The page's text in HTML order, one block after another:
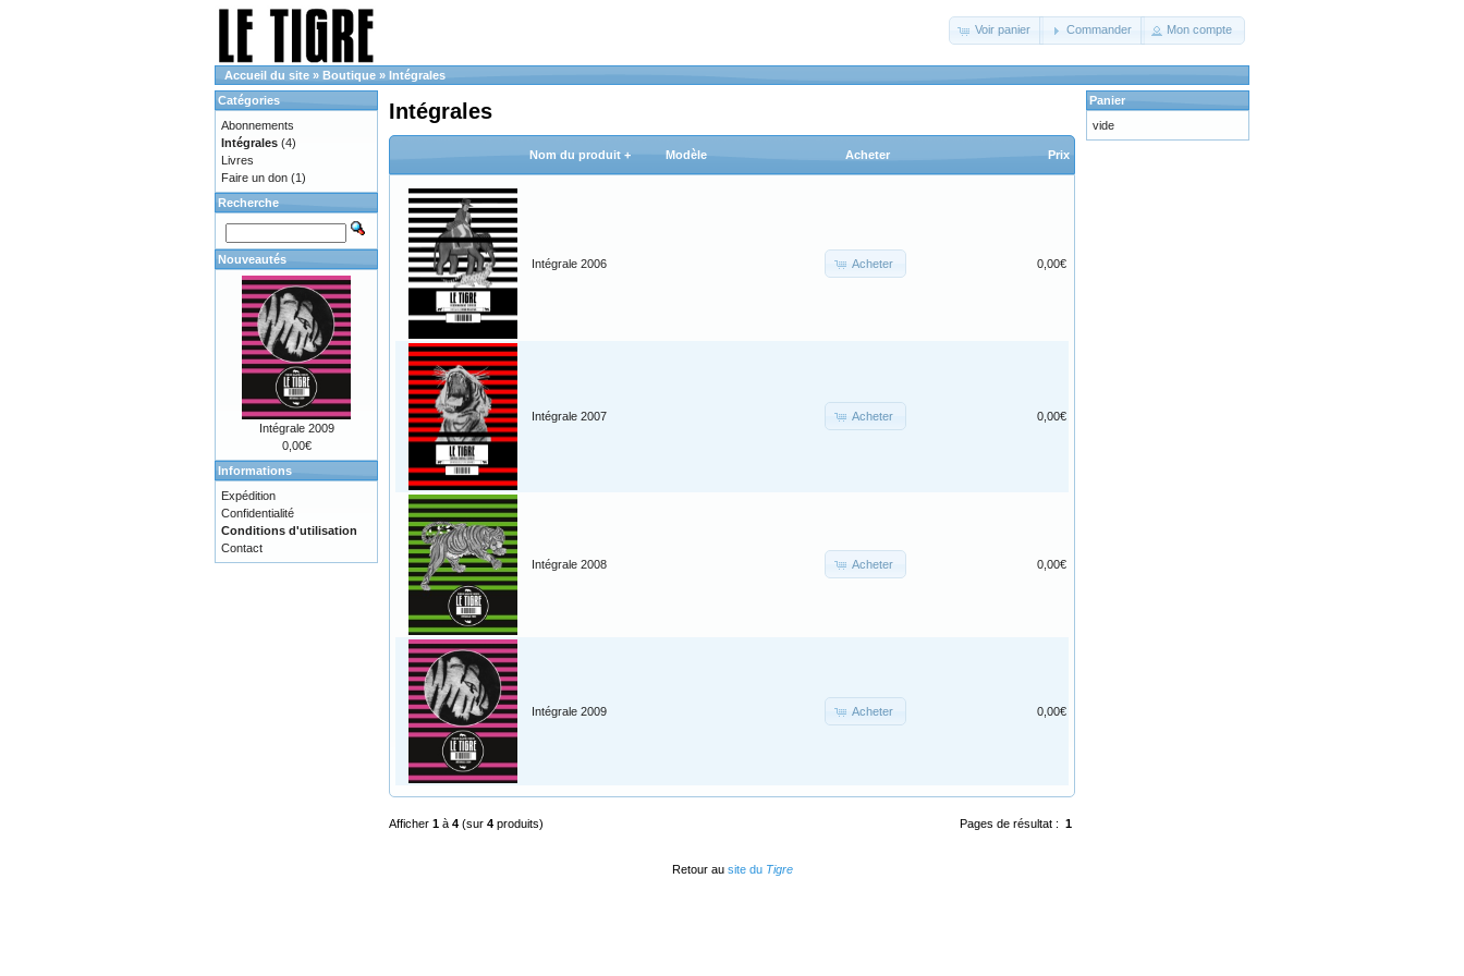
Voir panier Commander Mon compte
Accueil du site » Boutique » Intégrales
Intégrales
Nom du produit + Modèle Acheter Prix
Intégrale 2006 Acheter 0,00€
Intégrale 2007 Acheter 0,00€
Intégrale 2008 Acheter 0,00€
Intégrale 2009 Acheter 0,00€
Pages de résultat : 1
Afficher 1 à 4 (sur 4 produits)
Catégories
Abonnements
Intégrales (4)
Livres
Faire un don (1)
Recherche
Nouveautés
Intégrale 2009
0,00€
Informations
Expédition
Confidentialité
Conditions d'utilisation
Contact
Panier
vide
Retour au site du Tigre